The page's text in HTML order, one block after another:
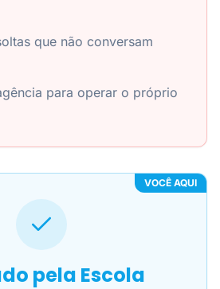
que não conversam
para operar o próprio
VOCÊ AQUI
pela Escola